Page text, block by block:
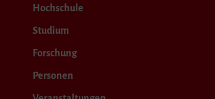
Hochschule
Studium
Forschung
Personen